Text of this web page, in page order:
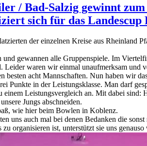
/ Bad-Salzig gewinnt
sich für das Landescup
der einzelnen Kreise aus
gewannen alle Gruppenspiele. Im
Leider waren wir einmal unaufmerksam
acht Mannschaften. Nun haben wir
Punkte in der Leistungsklasse. Man darf
einem Leistungsvergleich an. Mit dabei
Jungs abschneiden.
wie hier beim Bowlen in Koblenz.
uns auch mal bei denen Bedanken die
organisieren ist, unterstützt sie uns